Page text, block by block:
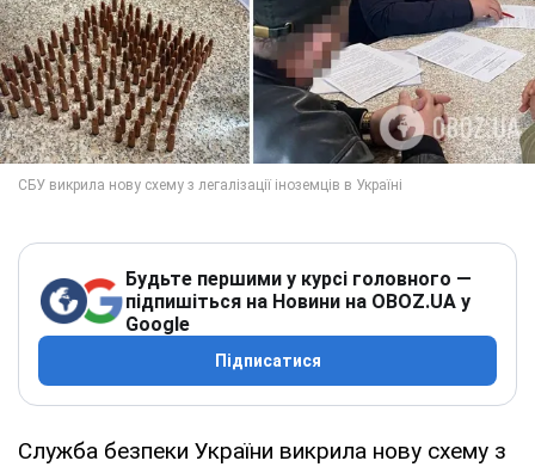
Будьте першими у курсі головного —
підпишіться на Новини на OBOZ.UA у
Google
Підписатися
Служба безпеки України викрила нову схему з